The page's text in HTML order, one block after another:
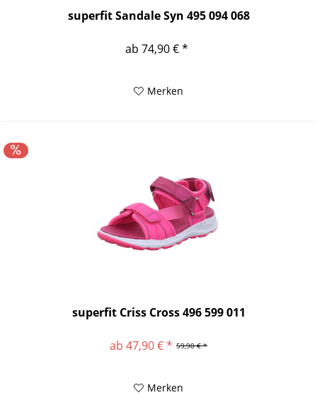
superfit Sandale Syn 495 094 068
ab 74,90 € *
Merken
superfit Criss Cross 496 599 011
59,90 € *
ab 47,90 € *
Merken